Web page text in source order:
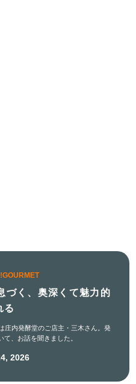
づく、奥深くて魅力的
る
庄内発酵堂のご店主・三木さん。発
、お話を聞きました。
2026